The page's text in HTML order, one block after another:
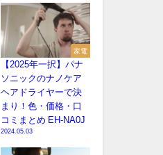
家電
【2025年一択】パナ
ソニックのナノケア
ヘアドライヤーで決
まり！色・価格・口
コミまとめ EH-NA0J
2024.05.03